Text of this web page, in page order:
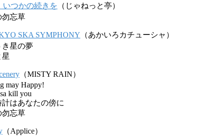
いつかの続きを （じゃねっと亭）
勿忘草
SKA SYMPHONY （あかいろカチューシャ）
き星の夢
星
（MISTY RAIN）
may Happy!
kill you
計はあなたの傍に
勿忘草
（Applice）